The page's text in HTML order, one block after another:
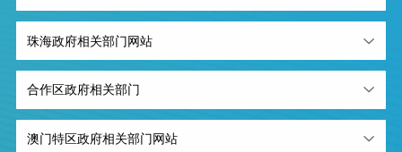
珠海政府相关部门网站
合作区政府相关部门
澳门特区政府相关部门网站